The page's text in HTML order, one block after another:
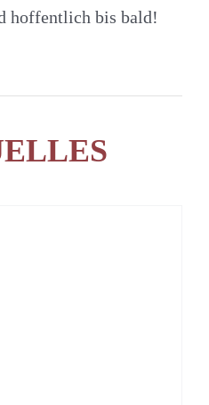
hoffentlich bis bald!